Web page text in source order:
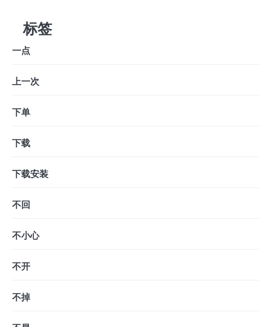
标签
一点
上一次
下单
下载
下载安装
不回
不小心
不开
不掉